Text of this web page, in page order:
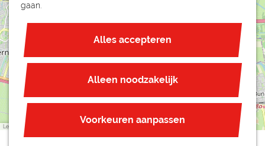
gaan.
Alles accepteren
Alleen noodzakelijk
Voorkeuren aanpassen
r
d
e
h
o
m
e
p
INTERACTIEVE KAART
ZAKELIJKE LOCATIES
REGIO TIPS
ROUTES
FIETSROUTES
Leaflet © OpenStreetMap contributors